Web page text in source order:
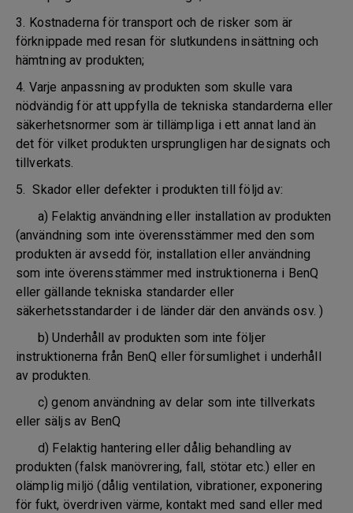
3. Kostnaderna för transport och de risker som är
förknippade med resan för slutkundens insättning och
hämtning av produkten;
4. Varje anpassning av produkten som skulle vara
nödvändig för att uppfylla de tekniska standarderna eller
säkerhetsnormer som är tillämpliga i ett annat land än
det för vilket produkten ursprungligen har designats och
tillverkats.
5. Skador eller defekter i produkten till följd av:
a) Felaktig användning eller installation av produkten
(användning som inte överensstämmer med den som
produkten är avsedd för, installation eller användning
som inte överensstämmer med instruktionerna i BenQ
eller gällande tekniska standarder eller
säkerhetsstandarder i de länder där den används osv. )
b) Underhåll av produkten som inte följer
instruktionerna från BenQ eller försumlighet i underhåll
av produkten.
c) genom användning av delar som inte tillverkats
eller säljs av BenQ
d) Felaktig hantering eller dålig behandling av
produkten (falsk manövrering, fall, stötar etc.) eller en
olämplig miljö (dålig ventilation, vibrationer, exponering
för fukt, överdriven värme, kontakt med sand eller med